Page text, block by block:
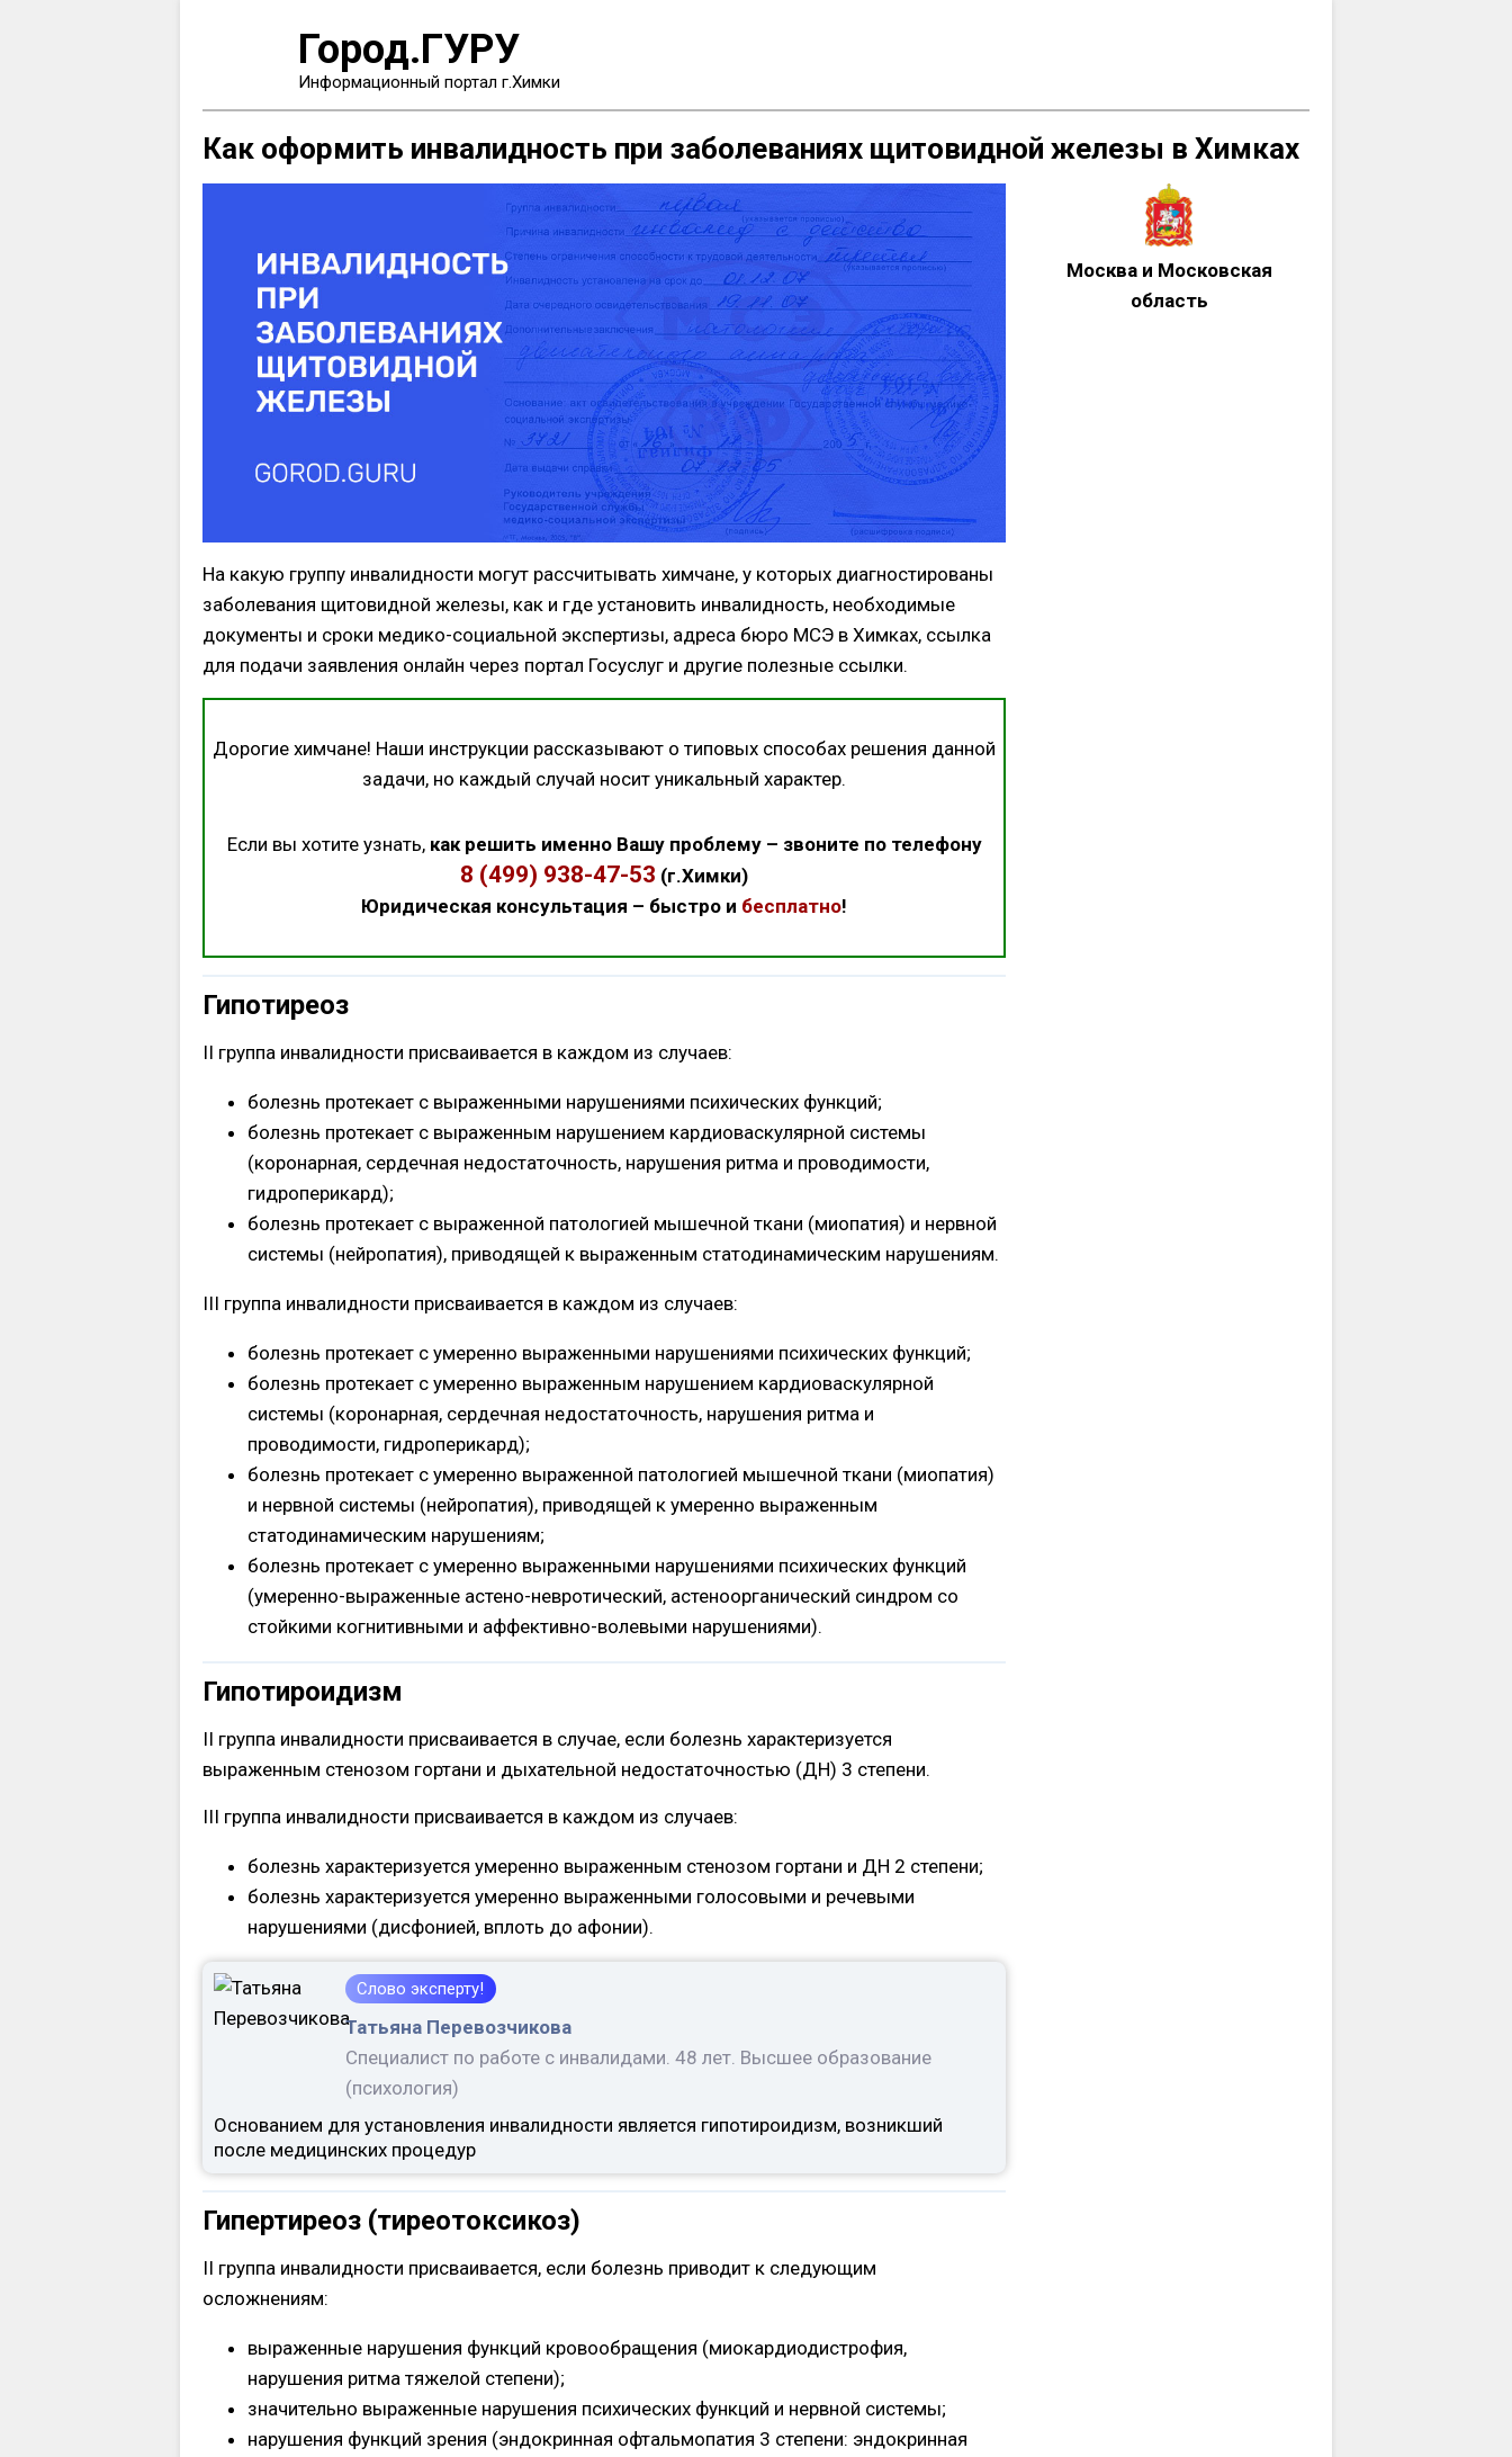
Город.ГУРУ
Информационный портал г.Химки
Как оформить инвалидность при заболеваниях щитовидной железы в Химках
На какую группу инвалидности могут рассчитывать химчане, у которых диагностированы
заболевания щитовидной железы, как и где установить инвалидность, необходимые
документы и сроки медико-социальной экспертизы, адреса бюро МСЭ в Химках, ссылка
для подачи заявления онлайн через портал Госуслуг и другие полезные ссылки.
Дорогие химчане! Наши инструкции рассказывают о типовых способах решения данной
задачи, но каждый случай носит уникальный характер.
Если вы хотите узнать, как решить именно Вашу проблему – звоните по телефону
8 (499) 938-47-53 (г.Химки)
Юридическая консультация – быстро и бесплатно!
Гипотиреоз
II группа инвалидности присваивается в каждом из случаев:
болезнь протекает с выраженными нарушениями психических функций;
болезнь протекает с выраженным нарушением кардиоваскулярной системы
(коронарная, сердечная недостаточность, нарушения ритма и проводимости,
гидроперикард);
болезнь протекает с выраженной патологией мышечной ткани (миопатия) и нервной
системы (нейропатия), приводящей к выраженным статодинамическим нарушениям.
III группа инвалидности присваивается в каждом из случаев:
болезнь протекает с умеренно выраженными нарушениями психических функций;
болезнь протекает с умеренно выраженным нарушением кардиоваскулярной
системы (коронарная, сердечная недостаточность, нарушения ритма и
проводимости, гидроперикард);
болезнь протекает с умеренно выраженной патологией мышечной ткани (миопатия)
и нервной системы (нейропатия), приводящей к умеренно выраженным
статодинамическим нарушениям;
болезнь протекает с умеренно выраженными нарушениями психических функций
(умеренно-выраженные астено-невротический, астеноорганический синдром со
стойкими когнитивными и аффективно-волевыми нарушениями).
Гипотироидизм
II группа инвалидности присваивается в случае, если болезнь характеризуется
выраженным стенозом гортани и дыхательной недостаточностью (ДН) 3 степени.
III группа инвалидности присваивается в каждом из случаев:
болезнь характеризуется умеренно выраженным стенозом гортани и ДН 2 степени;
болезнь характеризуется умеренно выраженными голосовыми и речевыми
нарушениями (дисфонией, вплоть до афонии).
Слово эксперту!
Татьяна Перевозчикова
Специалист по работе с инвалидами. 48 лет. Высшее образование
(психология)
Основанием для установления инвалидности является гипотироидизм, возникший
после медицинских процедур
Гипертиреоз (тиреотоксикоз)
II группа инвалидности присваивается, если болезнь приводит к следующим
осложнениям:
выраженные нарушения функций кровообращения (миокардиодистрофия,
нарушения ритма тяжелой степени);
значительно выраженные нарушения психических функций и нервной системы;
нарушения функций зрения (эндокринная офтальмопатия 3 степени: эндокринная
Москва и Московская
область